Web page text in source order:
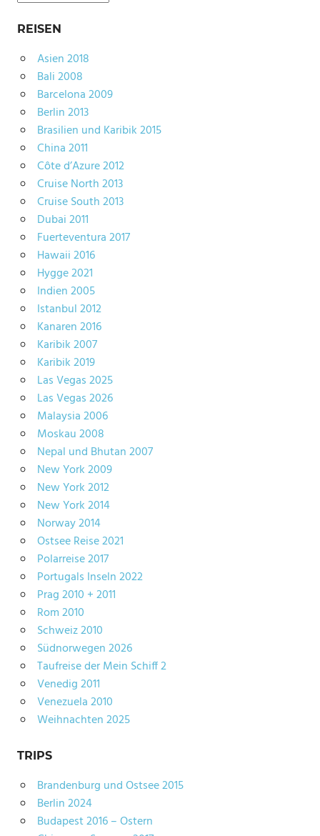
REISEN
Asien 2018
Bali 2008
Barcelona 2009
Berlin 2013
Brasilien und Karibik 2015
China 2011
Côte d’Azure 2012
Cruise North 2013
Cruise South 2013
Dubai 2011
Fuerteventura 2017
Hawaii 2016
Hygge 2021
Indien 2005
Istanbul 2012
Kanaren 2016
Karibik 2007
Karibik 2019
Las Vegas 2025
Las Vegas 2026
Malaysia 2006
Moskau 2008
Nepal und Bhutan 2007
New York 2009
New York 2012
New York 2014
Norway 2014
Ostsee Reise 2021
Polarreise 2017
Portugals Inseln 2022
Prag 2010 + 2011
Rom 2010
Schweiz 2010
Südnorwegen 2026
Taufreise der Mein Schiff 2
Venedig 2011
Venezuela 2010
Weihnachten 2025
TRIPS
Brandenburg und Ostsee 2015
Berlin 2024
Budapest 2016 – Ostern